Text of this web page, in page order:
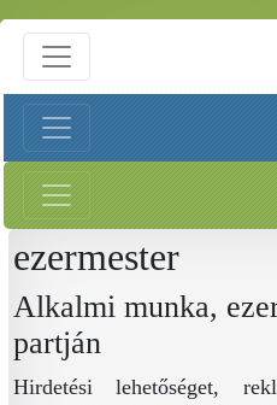
ezermester
Alkalmi munka,
partján
Hirdetési lehetőséget,